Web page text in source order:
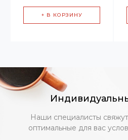
+ В КОРЗИНУ
Наши специалисты
оптимальные для вас